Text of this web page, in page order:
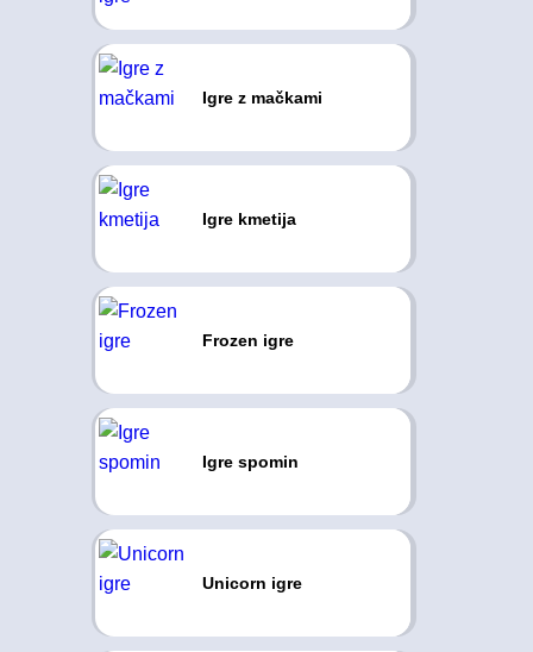
Igre z mačkami
Igre kmetija
Frozen igre
Igre spomin
Unicorn igre